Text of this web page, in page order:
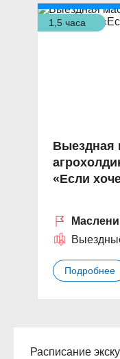
1,5 часа
Выездная
«Если
Подробнее
Расписание